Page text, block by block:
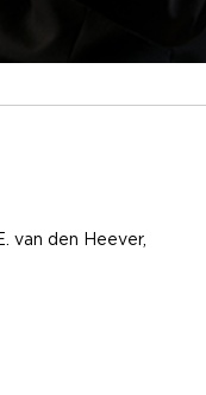
van den Heever,